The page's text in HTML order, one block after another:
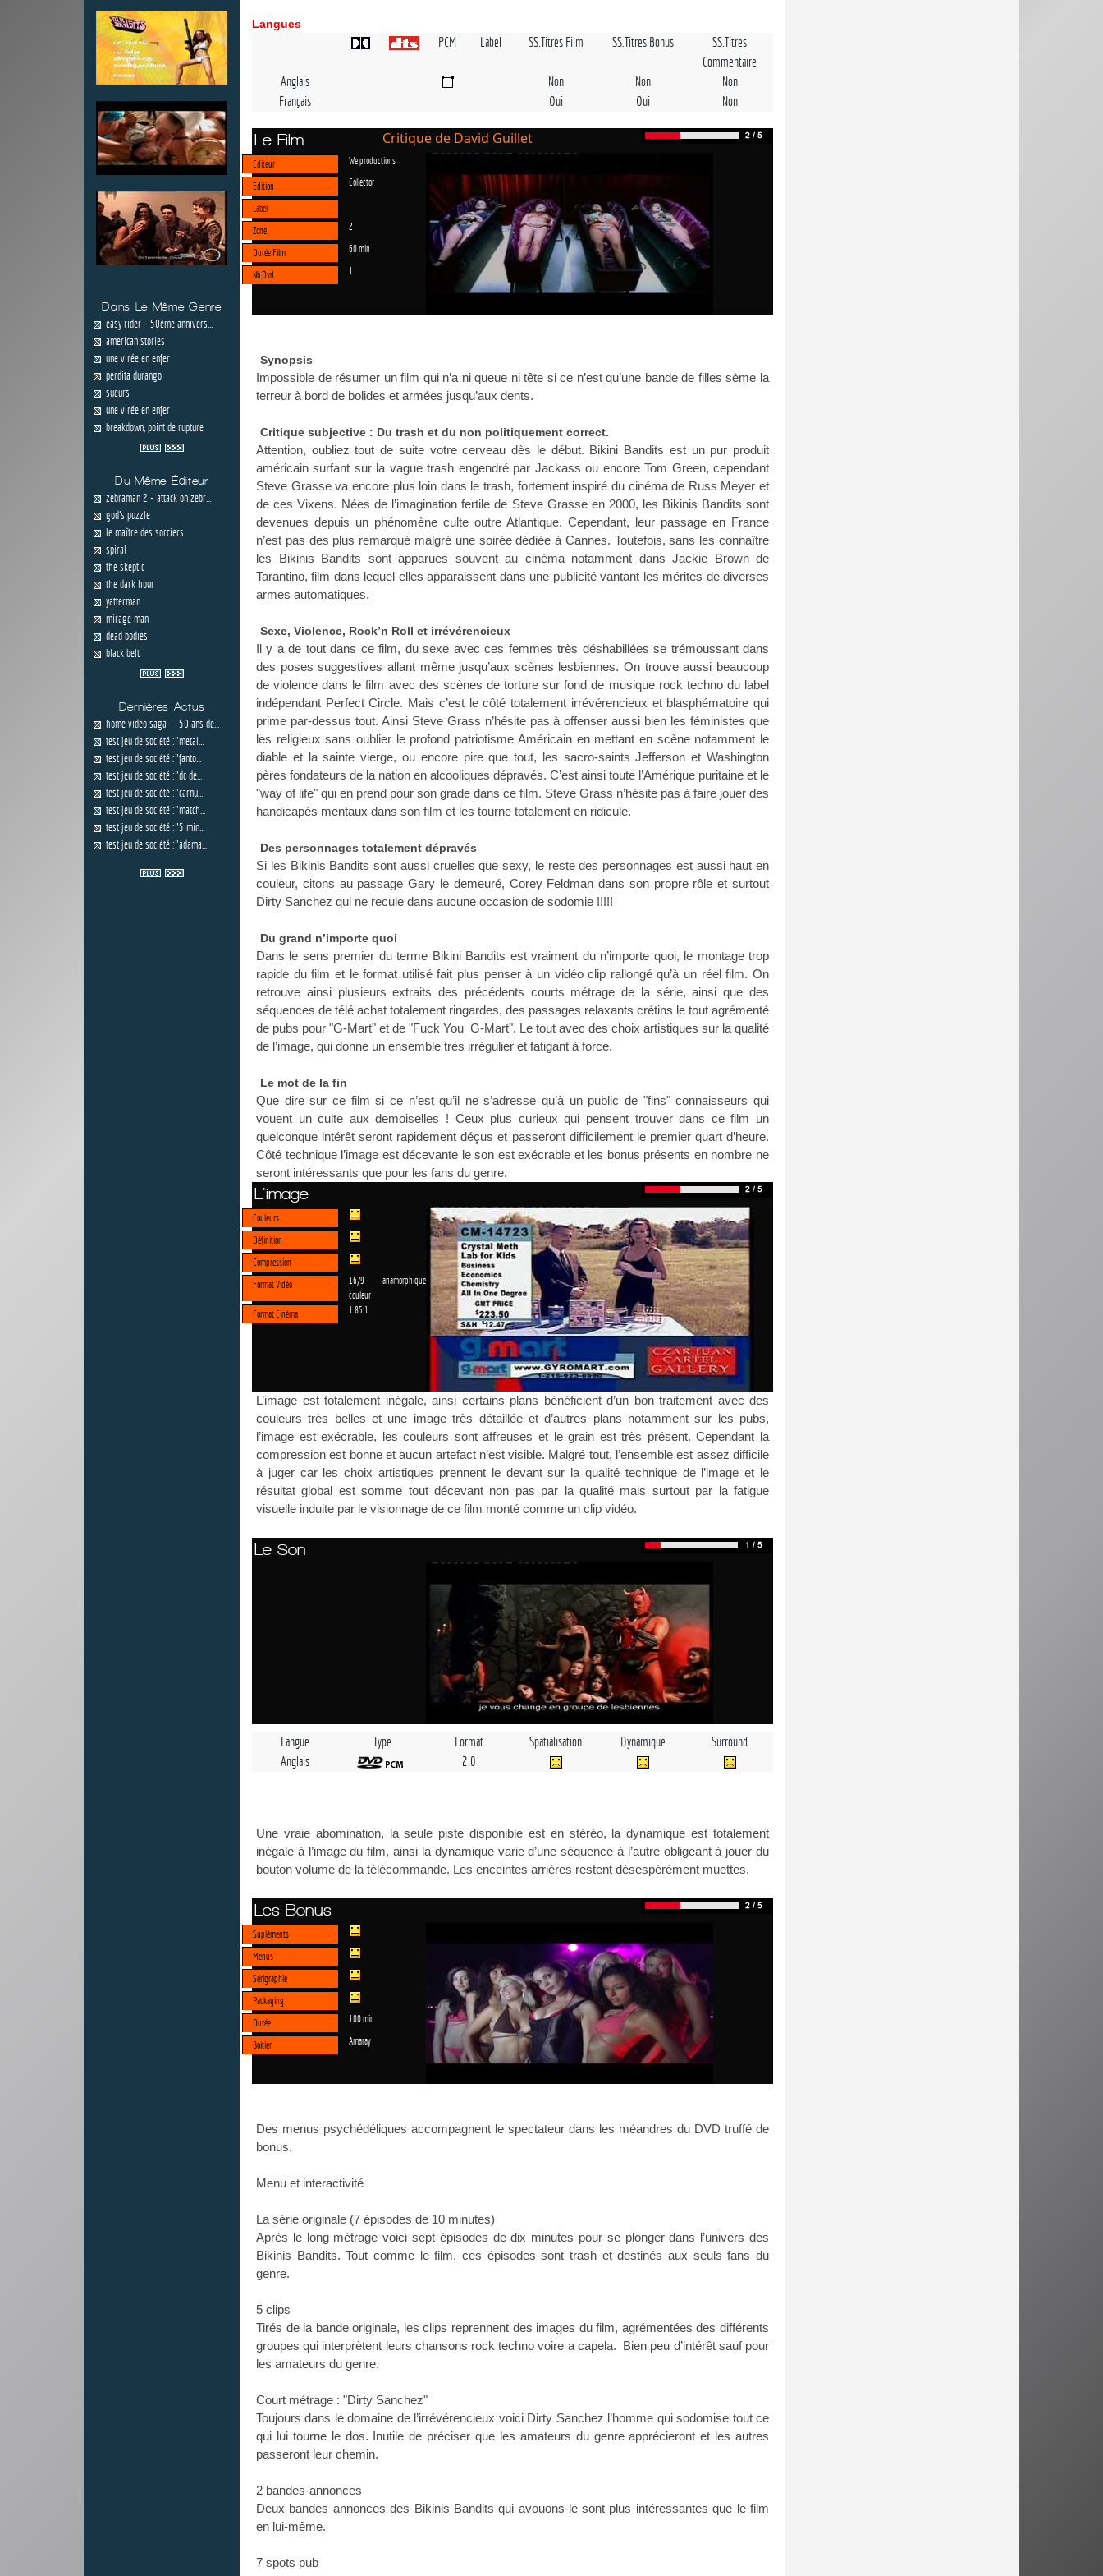
Dans Le Même Genre
easy rider - 50ème annivers...
american stories
une virée en enfer
perdita durango
sueurs
une virée en enfer
breakdown, point de rupture
Du Même Éditeur
zebraman 2 - attack on zebr...
god's puzzle
le maître des sorciers
spiral
the skeptic
the dark hour
yatterman
mirage man
dead bodies
black belt
Dernières Actus
home video saga — 50 ans de...
test jeu de société :"metal...
test jeu de société :"fanto...
test jeu de société :"dc de...
test jeu de société :"carnu...
test jeu de société :"match...
test jeu de société :"5 min...
test jeu de société :"adama...
Langues
PCM Label SS.Titres Film SS.Titres Bonus
SS.Titres
Commentaire
Anglais
Non Non
Non
Français
Oui Oui Non
Le Film Critique de David Guillet
Editeur We productions
Edition Collector
Label
Zone
2
Durée Film 60 min
Nb Dvd 1
Synopsis
Impossible de résumer un film qui n’a ni queue ni tête si ce n’est qu’une bande de filles sème la
terreur à bord de bolides et armées jusqu’aux dents.
Critique subjective : Du trash et du non politiquement correct.
Attention, oubliez tout de suite votre cerveau dès le début. Bikini Bandits est un pur produit
américain surfant sur la vague trash engendré par Jackass ou encore Tom Green, cependant
Steve Grasse va encore plus loin dans le trash, fortement inspiré du cinéma de Russ Meyer et
de ces Vixens. Nées de l’imagination fertile de Steve Grasse en 2000, les Bikinis Bandits sont
devenues depuis un phénomène culte outre Atlantique. Cependant, leur passage en France
n’est pas des plus remarqué malgré une soirée dédiée à Cannes. Toutefois, sans les connaître
les Bikinis Bandits sont apparues souvent au cinéma notamment dans Jackie Brown de
Tarantino, film dans lequel elles apparaissent dans une publicité vantant les mérites de diverses
armes automatiques.
Sexe, Violence, Rock’n Roll et irrévérencieux
Il y a de tout dans ce film, du sexe avec ces femmes très déshabillées se trémoussant dans
des poses suggestives allant même jusqu’aux scènes lesbiennes. On trouve aussi beaucoup
de violence dans le film avec des scènes de torture sur fond de musique rock techno du label
indépendant Perfect Circle. Mais c’est le côté totalement irrévérencieux et blasphématoire qui
prime par-dessus tout. Ainsi Steve Grass n’hésite pas à offenser aussi bien les féministes que
les religieux sans oublier le profond patriotisme Américain en mettant en scène notamment le
diable et la sainte vierge, ou encore pire que tout, les sacro-saints Jefferson et Washington
pères fondateurs de la nation en alcooliques dépravés. C’est ainsi toute l’Amérique puritaine et le
"way of life" qui en prend pour son grade dans ce film. Steve Grass n’hésite pas à faire jouer des
handicapés mentaux dans son film et les tourne totalement en ridicule.
Des personnages totalement dépravés
Si les Bikinis Bandits sont aussi cruelles que sexy, le reste des personnages est aussi haut en
couleur, citons au passage Gary le demeuré, Corey Feldman dans son propre rôle et surtout
Dirty Sanchez qui ne recule dans aucune occasion de sodomie !!!!!
Du grand n’importe quoi
Dans le sens premier du terme Bikini Bandits est vraiment du n’importe quoi, le montage trop
rapide du film et le format utilisé fait plus penser à un vidéo clip rallongé qu’à un réel film. On
retrouve ainsi plusieurs extraits des précédents courts métrage de la série, ainsi que des
séquences de télé achat totalement ringardes, des passages relaxants crétins le tout agrémenté
de pubs pour "G-Mart" et de "Fuck You G-Mart". Le tout avec des choix artistiques sur la qualité
de l’image, qui donne un ensemble très irrégulier et fatigant à force.
Le mot de la fin
Que dire sur ce film si ce n’est qu’il ne s’adresse qu’à un public de "fins" connaisseurs qui
vouent un culte aux demoiselles ! Ceux plus curieux qui pensent trouver dans ce film un
quelconque intérêt seront rapidement déçus et passeront difficilement le premier quart d’heure.
Côté technique l’image est décevante le son est exécrable et les bonus présents en nombre ne
seront intéressants que pour les fans du genre.
L'image
Couleurs
Définition
Compression
Format Vidéo
16/9 anamorphique
couleur
Format Cinéma
1.85:1
L’image est totalement inégale, ainsi certains plans bénéficient d’un bon traitement avec des
couleurs très belles et une image très détaillée et d’autres plans notamment sur les pubs,
l’image est exécrable, les couleurs sont affreuses et le grain est très présent. Cependant la
compression est bonne et aucun artefact n’est visible. Malgré tout, l’ensemble est assez difficile
à juger car les choix artistiques prennent le devant sur la qualité technique de l’image et le
résultat global est somme tout décevant non pas par la qualité mais surtout par la fatigue
visuelle induite par le visionnage de ce film monté comme un clip vidéo.
Le Son
Langue Type Format Spatialisation Dynamique
Surround
Anglais
2.0
Une vraie abomination, la seule piste disponible est en stéréo, la dynamique est totalement
inégale à l’image du film, ainsi la dynamique varie d’une séquence à l’autre obligeant à jouer du
bouton volume de la télécommande. Les enceintes arrières restent désespérément muettes.
Les Bonus
Supléments
Menus
Sérigraphie
Packaging
Durée
100 min
Boitier Amaray
Des menus psychédéliques accompagnent le spectateur dans les méandres du DVD truffé de
bonus.
Menu et interactivité
La série originale (7 épisodes de 10 minutes)
Après le long métrage voici sept épisodes de dix minutes pour se plonger dans l’univers des
Bikinis Bandits. Tout comme le film, ces épisodes sont trash et destinés aux seuls fans du
genre.
5 clips
Tirés de la bande originale, les clips reprennent des images du film, agrémentées des différents
groupes qui interprètent leurs chansons rock techno voire a capela. Bien peu d’intérêt sauf pour
les amateurs du genre.
Court métrage : "Dirty Sanchez"
Toujours dans le domaine de l’irrévérencieux voici Dirty Sanchez l’homme qui sodomise tout ce
qui lui tourne le dos. Inutile de préciser que les amateurs du genre apprécieront et les autres
passeront leur chemin.
2 bandes-annonces
Deux bandes annonces des Bikinis Bandits qui avouons-le sont plus intéressantes que le film
en lui-même.
7 spots pub